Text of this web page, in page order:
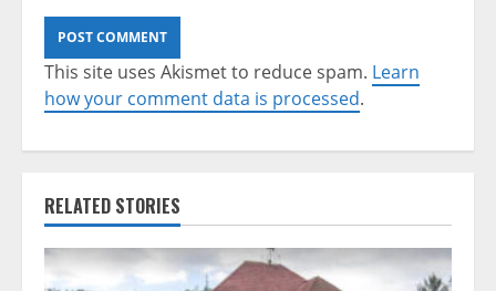
This site uses Akismet to reduce spam. Learn
how your comment data is processed.
RELATED STORIES